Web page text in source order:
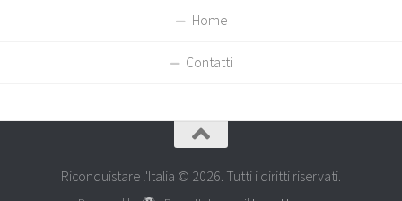
Home
Contatti
Riconquistare l'Italia © 2026. Tutti i diritti riservati.